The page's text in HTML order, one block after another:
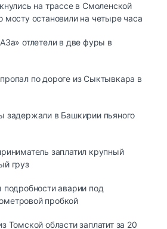
на трассе в Смоленской
мосту остановили на четыре часа
отлетели в две фуры в
по дороге из Сыктывкара в
задержали в Башкирии пьяного
заплатил крупный
груз
подробности аварии под
пробкой
Томской области заплатит за 20